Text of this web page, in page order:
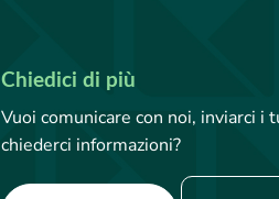
Chiedici di più
Vuoi comunicare con noi, inviarci
chiederci informazioni?